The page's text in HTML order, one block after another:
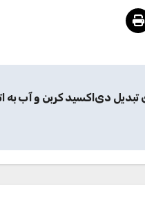
تبدیل دی‌اکسید کربن و آب به